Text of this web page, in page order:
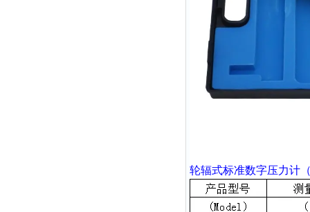
轮辐式标准数字压力计